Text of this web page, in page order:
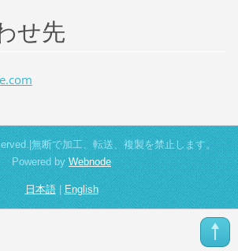
せ先
無断で加工、転送、複製を禁止します。
Powered byWebnode
日本語|English